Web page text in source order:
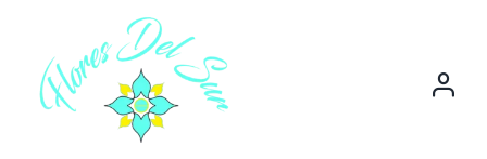
content